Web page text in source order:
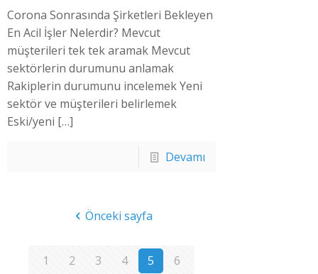
Corona Sonrasında Şirketleri Bekleyen
En Acil İşler Nelerdir? Mevcut
müşterileri tek tek aramak Mevcut
sektörlerin durumunu anlamak
Rakiplerin durumunu incelemek Yeni
sektör ve müşterileri belirlemek
Eski/yeni […]
Devamı
Önceki sayfa
1 2 3 4 5
6